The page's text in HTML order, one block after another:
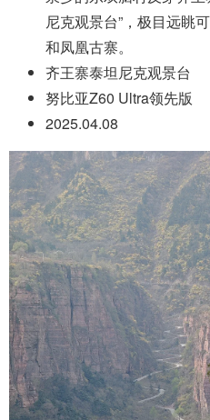
尼克观景台”，极目远眺
和凤凰古寨。
齐王寨泰坦尼克观景台
努比亚Z60 Ultra领先版
2025.04.08